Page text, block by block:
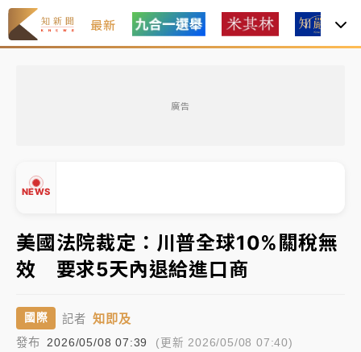
最新
廣告
NEWS
有片｜
連根拔起
中颱白海豚風雨來了！中部以北防豪雨 今晚、明天影
響最劇烈
白海豚逼近！北市水門只出不進 未移置車輛最高罰
油價持續凍漲！ 中油宣布下周一汽柴油價格維持不變
▲
美國法院裁定：川普全球10%關稅無
效 要求5天內退給進口商
國際 記者 知即及
發布 2026/05/08 07:39 (更新 2026/05/08 07:40)